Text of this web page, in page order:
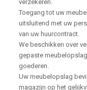
verzekeren.
Toegang tot uw
uitsluitend met uw
van uw huurcontract.
We beschikken over
gepaste
goederen.
Uw meubelopslag
magazijn op het